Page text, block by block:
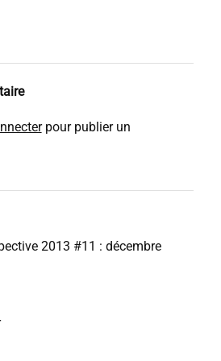
pour publier un
2013 #11 : décembre